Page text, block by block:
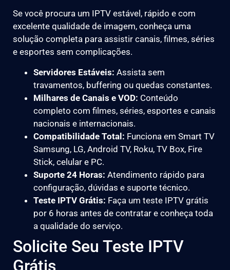
Se você procura um IPTV estável, rápido e com
excelente qualidade de imagem, conheça uma
solução completa para assistir canais, filmes, séries
e esportes sem complicações.
Servidores Estáveis: Assista sem
travamentos, buffering ou quedas constantes.
Milhares de Canais e VOD: Conteúdo
completo com filmes, séries, esportes e canais
nacionais e internacionais.
Compatibilidade Total: Funciona em Smart TV
Samsung, LG, Android TV, Roku, TV Box, Fire
Stick, celular e PC.
Suporte 24 Horas: Atendimento rápido para
configuração, dúvidas e suporte técnico.
Teste IPTV Grátis: Faça um teste IPTV grátis
por 6 horas antes de contratar e conheça toda
a qualidade do serviço.
Solicite Seu Teste IPTV
Grátis